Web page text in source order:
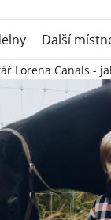
Další
Lorena Canals -